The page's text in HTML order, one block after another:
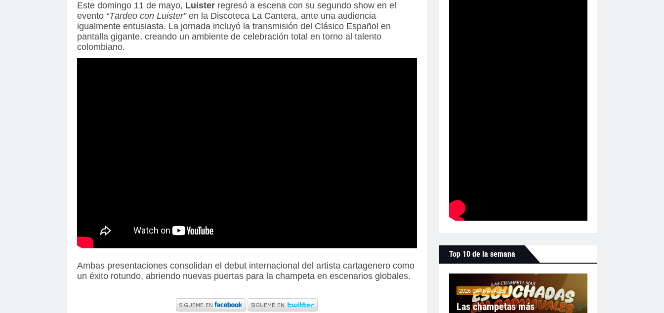
Este domingo 11 de mayo, Luisterregresó a escena con su segundo show en el
evento “Tardeo con Luister”en la Discoteca La Cantera, ante una audiencia
igualmente entusiasta. La jornada incluyó la transmisión del Clásico Español en
pantalla gigante, creando un ambiente de celebración total en torno al talento
colombiano.
Ambas presentaciones consolidan el debut internacional del artista cartagenero como
un éxito rotundo, abriendo nuevas puertas para la champeta en escenarios globales.
Top 10 de la semana
2026 CARNAVALES
Las champetas más